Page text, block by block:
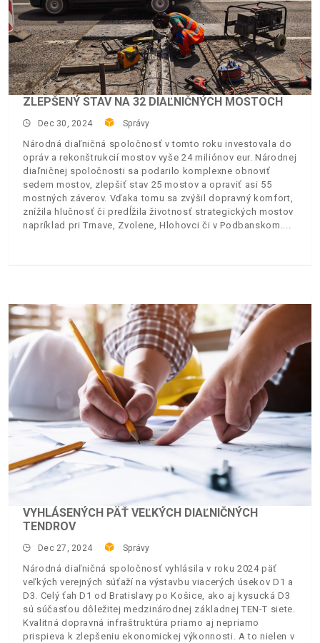
ZLEPŠENÝ STAV NA 32 DIAĽNIČNÝCH MOSTOCH
Dec 30, 2024 Správy
Národná diaľničná spoločnosť v tomto roku investovala do
opráv a rekonštrukcií mostov vyše 24 miliónov eur. Národnej
diaľničnej spoločnosti sa podarilo komplexne obnoviť
sedem mostov, zlepšiť stav 25 mostov a opraviť asi 55
mostných záverov. Vďaka tomu sa zvýšil dopravný komfort,
znížila hlučnosť či predĺžila životnosť strategických mostov
napríklad pri Trnave, Zvolene, Hlohovci či v Podbanskom.
VYHLÁSENÝCH PÄŤ VEĽKÝCH DIAĽNIČNÝCH
TENDROV
Dec 27, 2024 Správy
Národná diaľničná spoločnosť vyhlásila v roku 2024 päť
veľkých verejných súťaží na výstavbu viacerých úsekov D1 a
D3. Celý ťah D1 od Bratislavy po Košice, ako aj kysucká D3
sú súčasťou dôležitej medzinárodnej základnej TEN-T siete.
Kvalitná dopravná infraštruktúra priamo aj nepriamo
prispieva k zlepšeniu ekonomickej výkonnosti. A to nielen v